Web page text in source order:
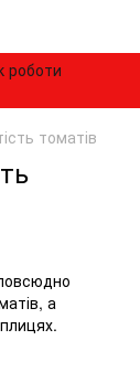
роботи
томатів
а